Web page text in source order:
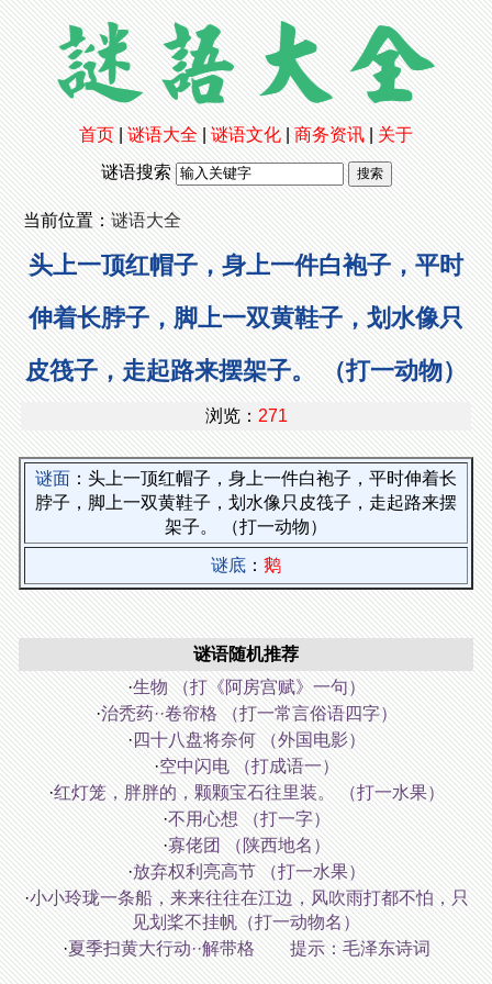
首页 谜语大全 谜语文化 商务资讯
关于
谜语搜索
当前位置： 谜语大全
头上一顶红帽子，身上一件白袍子，平时
伸着长脖子，脚上一双黄鞋子，划水像只
皮筏子，走起路来摆架子。 （打一动物）
浏览： 271
谜面 ：头上一顶红帽子，身上一件白袍子，平时伸着长
脖子，脚上一双黄鞋子，划水像只皮筏子，走起路来摆
架子。 （打一动物）
谜底 ： 鹅
谜语随机推荐
·生物 （打《阿房宫赋》一句）
·治秃药··卷帘格 （打一常言俗语四字）
· 四十八盘将奈何 （外国电影）
·空中闪电 （打成语一）
·红灯笼，胖胖的，颗颗宝石往里装。 （打一水果）
·不用心想 （打一字）
·寡佬团 （陕西地名）
·放弃权利亮高节 （打一水果）
·小小玲珑一条船，来来往往在江边，风吹雨打都不怕，只
见划桨不挂帆（打一动物名）
·夏季扫黄大行动··解带格 提示：毛泽东诗词